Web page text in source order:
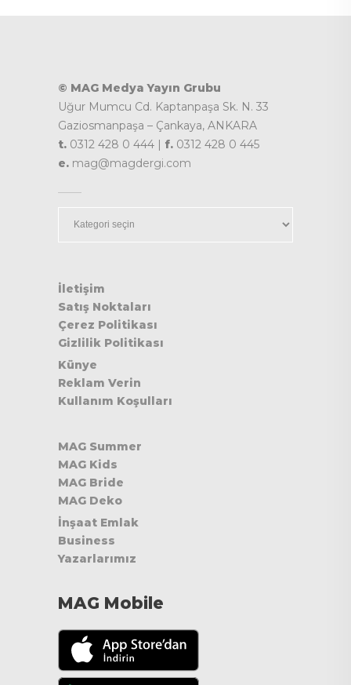
© MAG Medya Yayın Grubu
Uğur Mumcu Cd. Kaptanpaşa Sk. N. 33
Gaziosmanpaşa – Çankaya, ANKARA
t. 0312 428 0 444 | f. 0312 428 0 445
e. mag@magdergi.com
İletişim
Satış Noktaları
Çerez Politikası
Gizlilik Politikası
Künye
Reklam Verin
Kullanım Koşulları
MAG Summer
MAG Kids
MAG Bride
MAG Deko
İnşaat Emlak
Business
Yazarlarımız
MAG Mobile